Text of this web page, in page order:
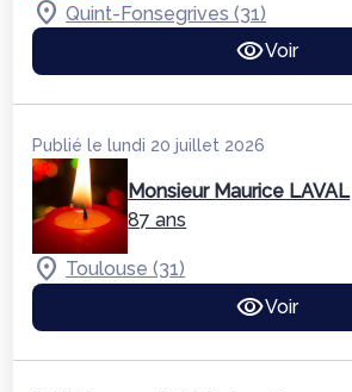
Quint-Fonsegrives (31)
Voir
Publié le lundi 20 juillet 2026
Monsieur Maurice LAVAL
87 ans
Toulouse (31)
Voir